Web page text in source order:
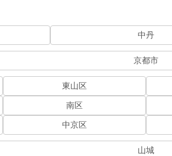
中丹
京都市
東山区
南区
中京区
山城